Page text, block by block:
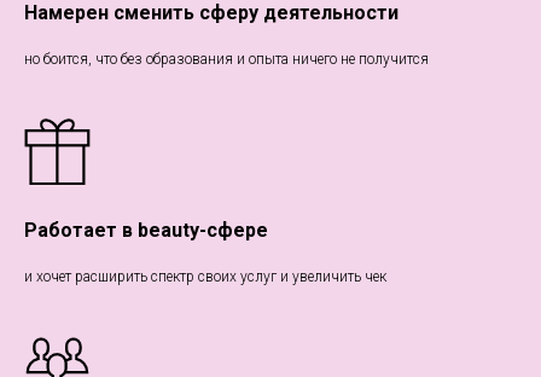
Намерен сменить сферу деятельности
но боится, что без образования и опыта ничего не получится
Работает в beauty-сфере
и хочет расширить спектр своих услуг и увеличить чек